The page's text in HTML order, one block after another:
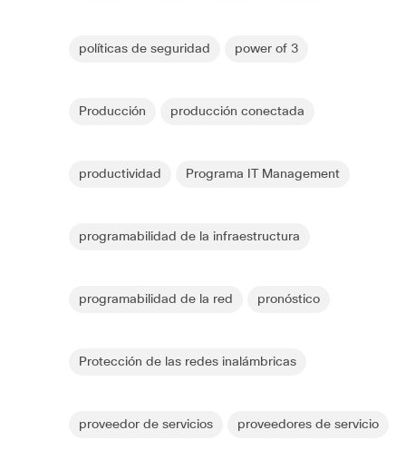
políticas de seguridad power of 3
Producción producción conectada
productividad Programa IT Management
programabilidad de la infraestructura
programabilidad de la red pronóstico
Protección de las redes inalámbricas
proveedor de servicios proveedores de servicio